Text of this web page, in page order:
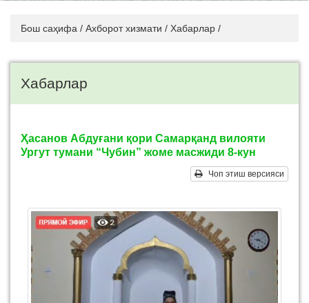
Бош саҳифа / Ахборот хизмати / Хабарлар /
Хабарлар
Ҳасанов Абдуғани қори Самарқанд вилояти
Ургут тумани “Чубин” жоме масжиди 8-кун
Чоп этиш версияси